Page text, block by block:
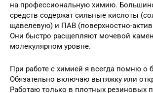
на профессиональную химию.
средств содержат сильные кислоты
щавелевую) и ПАВ (поверхностно-
Они быстро расщепляют мочевой
молекулярном уровне.
При работе с химией я всегда помню о
Обязательно включаю вытяжку или
Работаю только в плотных резиновых